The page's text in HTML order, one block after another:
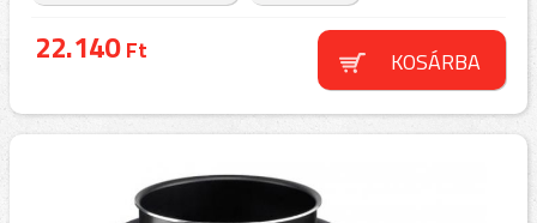
22.140Ft KOSÁRBA